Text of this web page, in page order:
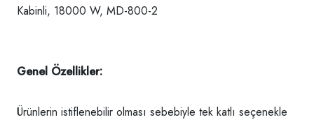
Kabinli, 18000 W, MD-800-2
Genel Özellikler:
Ürünlerin istiflenebilir olması sebebiyle tek katlı seçenekle